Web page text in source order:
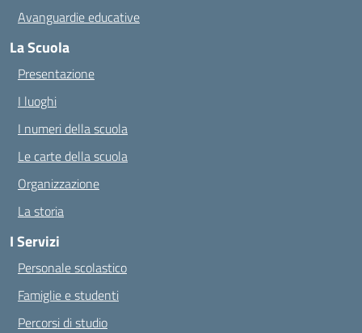
Avanguardie educative
La Scuola
Presentazione
I luoghi
I numeri della scuola
Le carte della scuola
Organizzazione
La storia
I Servizi
Personale scolastico
Famiglie e studenti
Percorsi di studio